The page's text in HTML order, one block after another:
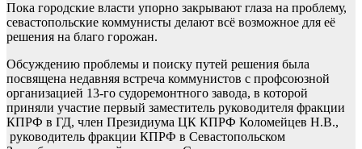
Пока городские власти упорно закрывают глаза на проблему,
севастопольские коммунисты делают всё возможное для её
решения на благо горожан.
Обсуждению проблемы и поиску путей решения была
посвящена недавняя встреча коммунистов с профсоюзной
организацией 13-го судоремонтного завода, в которой
приняли участие первый заместитель руководителя фракции
КПРФ в ГД, член Президиума ЦК КПРФ Коломейцев Н.В.,
руководитель фракции КПРФ в Севастопольском